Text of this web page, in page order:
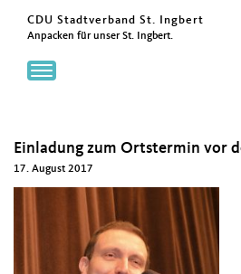
CDU Stadtverband St. Ingbert
Anpacken für unser St. Ingbert.
Toggle
navigation
Einladung zum Ortstermin vor
17. August 2017